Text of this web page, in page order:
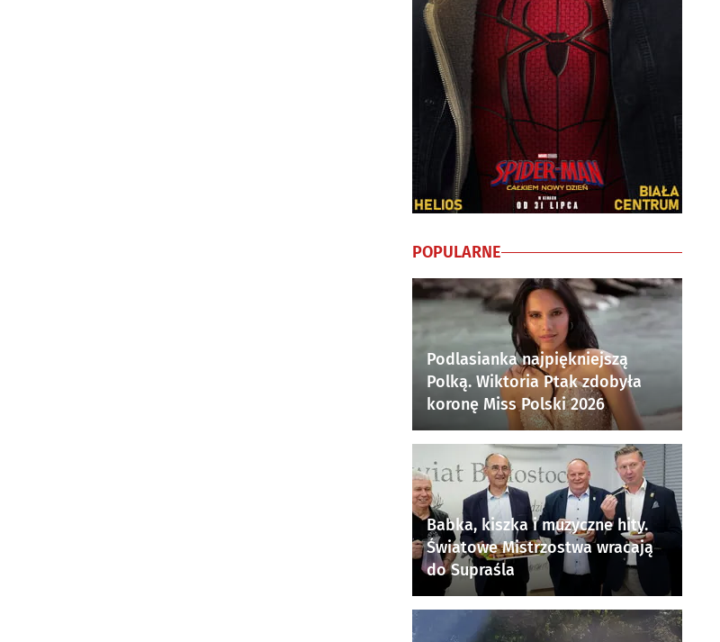
POPULARNE
Podlasianka najpiękniejszą
Polką. Wiktoria Ptak zdobyła
koronę Miss Polski 2026
Babka, kiszka i muzyczne hity.
Światowe Mistrzostwa wracają
do Supraśla